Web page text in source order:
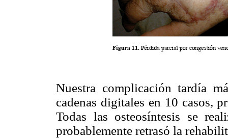
Nuestra complicación tardía
cadenas digitales en 10 casos,
Todas las osteosíntesis se
probablemente retrasó la